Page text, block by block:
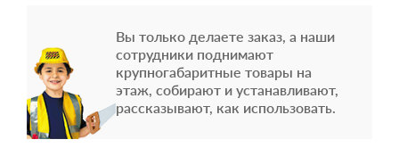
Вы только делаете заказ, а наши
сотрудники поднимают
крупногабаритные товары на
этаж, собирают и устанавливают,
рассказывают, как использовать.